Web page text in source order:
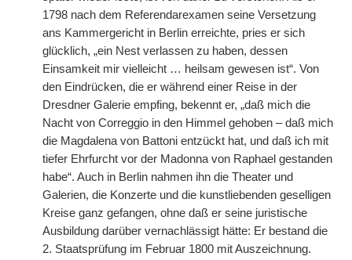
1798 nach dem Referendarexamen seine Versetzung
ans Kammergericht in Berlin erreichte, pries er sich
glücklich, „ein Nest verlassen zu haben, dessen
Einsamkeit mir vielleicht … heilsam gewesen ist“. Von
den Eindrücken, die er während einer Reise in der
Dresdner Galerie empfing, bekennt er, „daß mich die
Nacht von Correggio in den Himmel gehoben – daß mich
die Magdalena von Battoni entzückt hat, und daß ich mit
tiefer Ehrfurcht vor der Madonna von Raphael gestanden
habe“. Auch in Berlin nahmen ihn die Theater und
Galerien, die Konzerte und die kunstliebenden geselligen
Kreise ganz gefangen, ohne daß er seine juristische
Ausbildung darüber vernachlässigt hätte: Er bestand die
2. Staatsprüfung im Februar 1800 mit Auszeichnung.